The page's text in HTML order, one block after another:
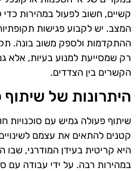
קשיים, חשוב לפעול במהירות
המצב. יש לקבוע פגישות
ההתקדמות ולספק משוב בונה.
רק שמסייעת למנוע בעיות, אלא
הקשרים בין הצדדים.
היתרונות של
שיתוף פעולה גמיש עם סוכנויות
קטנים להתאים את עצמם
היא קריטית בעידן המודרני, שבו
במהירות רבה. על ידי עבודה עם